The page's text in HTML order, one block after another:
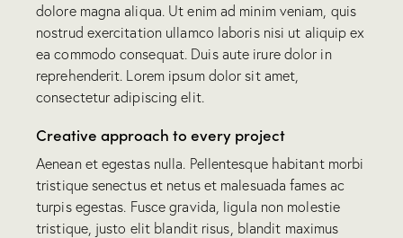
dolore magna aliqua. Ut enim ad minim veniam, quis
nostrud exercitation ullamco laboris nisi ut aliquip ex
ea commodo consequat. Duis aute irure dolor in
reprehenderit. Lorem ipsum dolor sit amet,
consectetur adipiscing elit.
Creative approach to every project
Aenean et egestas nulla. Pellentesque habitant morbi
tristique senectus et netus et malesuada fames ac
turpis egestas. Fusce gravida, ligula non molestie
tristique, justo elit blandit risus, blandit maximus